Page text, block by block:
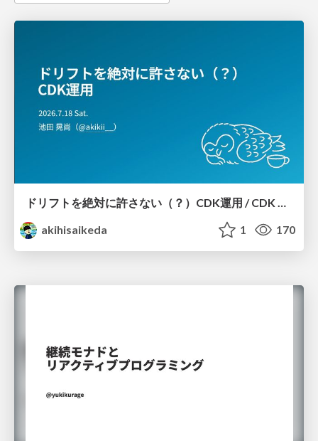
ドリフトを絶対に許さない（？）CDK運用 / CDK Ops with Zero Tolerance for Drifts (?)
akihisaikeda
1 170